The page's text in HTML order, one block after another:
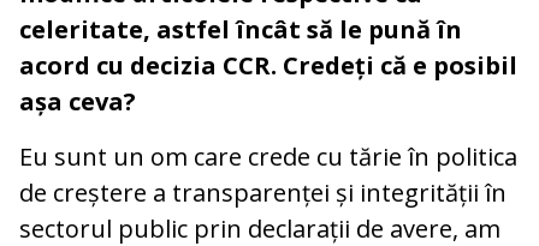
celeritate, astfel încât să le pună în
acord cu decizia CCR. Credeți că e posibil
așa ceva?
Eu sunt un om care crede cu tărie în politica
de creștere a transparenței și integrității în
sectorul public prin declarații de avere, am